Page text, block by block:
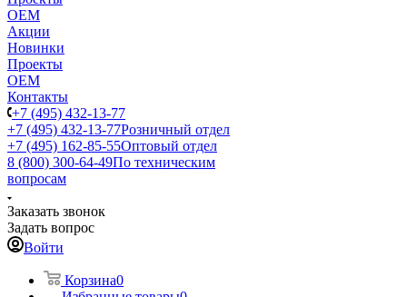
ОЕМ
Акции
Новинки
Проекты
ОЕМ
Контакты
+7 (495) 432-13-77
+7 (495) 432-13-77Розничный отдел
+7 (495) 162-85-55Оптовый отдел
8 (800) 300-64-49По техническим
вопросам
Заказать звонок
Задать вопрос
Войти
Корзина0